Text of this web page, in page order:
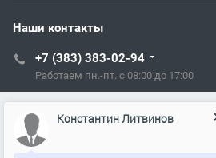
Наши контакты
+7 (383) 383-02-94
Работаем пн.-пт. с 08:00 до 17:00
tech@kip.su
ООО ТСЦ "Рэлсиб" использует
прошлых посещениях сайта) для
и повышения удобства
Константин Литвинов